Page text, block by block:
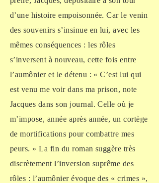
d’une histoire empoisonnée. Car le venin
des souvenirs s’insinue en lui, avec les
mêmes conséquences : les rôles
s’inversent à nouveau, cette fois entre
l’aumônier et le détenu : « C’est lui qui
est venu me voir dans ma prison, note
Jacques dans son journal. Celle où je
m’impose, année après année, un cortège
de mortifications pour combattre mes
peurs. » La fin du roman suggère très
discrètement l’inversion suprême des
rôles : l’aumônier évoque des « crimes »,